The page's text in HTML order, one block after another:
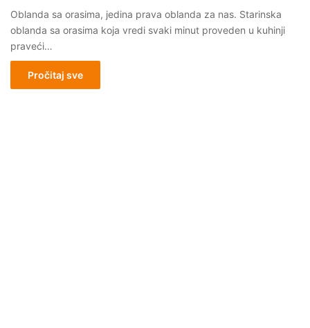
Oblanda sa orasima, jedina prava oblanda za nas. Starinska
oblanda sa orasima koja vredi svaki minut proveden u kuhinji
praveći…
Pročitaj sve